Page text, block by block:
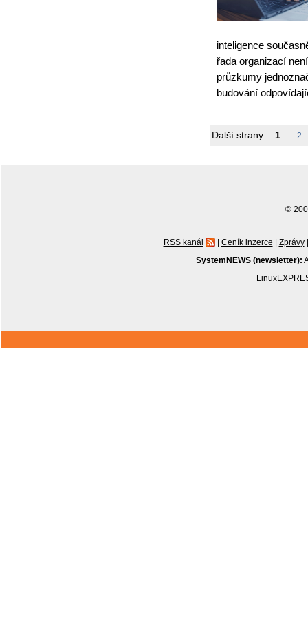
inteligence
řada organizací
průzkumy
budování
Další strany: 1 2
©
RSS kanál | Ceník inzerce | Zprávy |
SystemNEWS (newsletter):